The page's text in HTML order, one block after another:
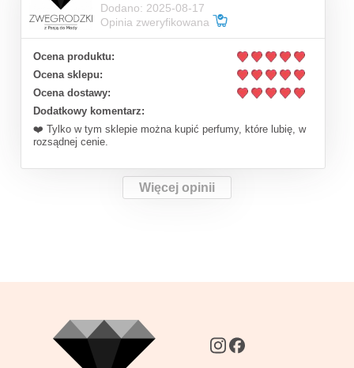
Dodano: 2025-08-17
Opinia zweryfikowana
Ocena produktu:
Ocena sklepu:
Ocena dostawy:
Dodatkowy komentarz:
❤️ Tylko w tym sklepie można kupić perfumy, które lubię, w
rozsądnej cenie.
Więcej opinii